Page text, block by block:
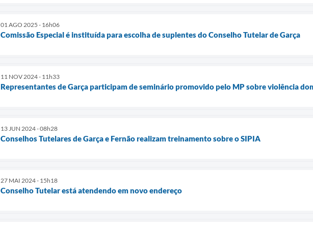
01 AGO 2025 - 16h06
Comissão Especial é instituída para escolha de suplentes do Conselho Tutelar de Garça
11 NOV 2024 - 11h33
Representantes de Garça participam de seminário promovido pelo MP sobre violência
13 JUN 2024 - 08h28
Conselhos Tutelares de Garça e Fernão realizam treinamento sobre o SIPIA
27 MAI 2024 - 15h18
Conselho Tutelar está atendendo em novo endereço